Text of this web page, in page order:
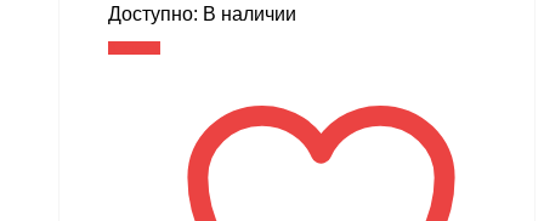
Доступно: В наличии